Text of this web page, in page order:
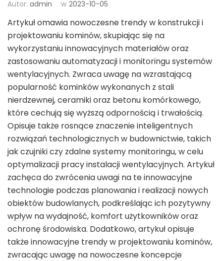
Autor: admin w 2023-10-05
Artykuł omawia nowoczesne trendy w konstrukcji i
projektowaniu kominów, skupiając się na
wykorzystaniu innowacyjnych materiałów oraz
zastosowaniu automatyzacji i monitoringu systemów
wentylacyjnych. Zwraca uwagę na wzrastającą
popularność kominków wykonanych z stali
nierdzewnej, ceramiki oraz betonu komórkowego,
które cechują się wyższą odpornością i trwałością.
Opisuje także rosnące znaczenie inteligentnych
rozwiązań technologicznych w budownictwie, takich
jak czujniki czy zdalne systemy monitoringu, w celu
optymalizacji pracy instalacji wentylacyjnych. Artykuł
zachęca do zwrócenia uwagi na te innowacyjne
technologie podczas planowania i realizacji nowych
obiektów budowlanych, podkreślając ich pozytywny
wpływ na wydajność, komfort użytkowników oraz
ochronę środowiska. Dodatkowo, artykuł opisuje
także innowacyjne trendy w projektowaniu kominów,
zwracając uwagę na nowoczesne koncepcje